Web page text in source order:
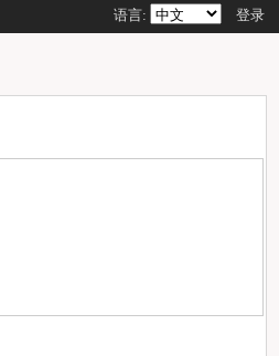
语言: 登录